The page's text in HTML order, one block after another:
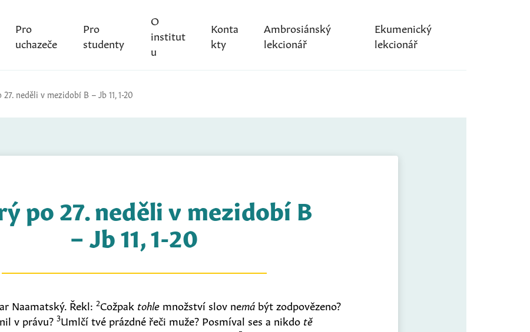
Pro
uchazeče
Pro
studenty
O
institut
u
Konta
kty
Ambrosiánský
lekcionář
Ekumenický
lekcionář
neděli v mezidobí B – Jb 11, 1-20
po 27. neděli v mezidobí B
– Jb 11, 1-20
Naamatský. Řekl:2Cožpak tohle množství slov nemá být zodpovězeno?
v právu?3Umlčí tvé prázdné řeči muže? Posmíval ses a nikdo tě